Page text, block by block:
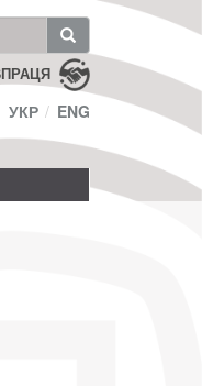
УКР ENG